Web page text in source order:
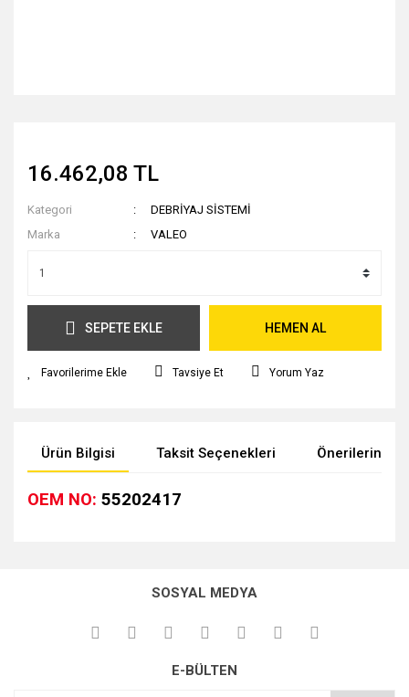
16.462,08 TL
Kategori
DEBRİYAJ SİSTEMİ
Marka
VALEO
SEPETE EKLE HEMEN AL
Tavsiye Et Yorum Yaz
Ürün Bilgisi Taksit Seçenekleri Önerileriniz
OEM NO: 55202417
kullanarak tarafımıza iletebilirsiniz.
Görüş ve önerileriniz için teşekkür ederiz.
Ürün açıklamasında eksik bilgiler bulunuyor.
SOSYAL MEDYA
E-BÜLTEN